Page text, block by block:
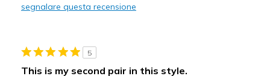
Sizing
Feels true to size
segnalare questa recensione
5
This is my second pair in this style.